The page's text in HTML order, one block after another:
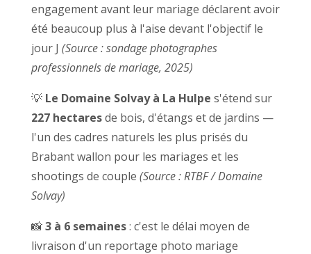
engagement avant leur mariage déclarent avoir
été beaucoup plus à l'aise devant l'objectif le
jour J (Source : sondage photographes
professionnels de mariage, 2025)
💡 Le Domaine Solvay à La Hulpe s'étend sur
227 hectaresde bois, d'étangs et de jardins —
l'un des cadres naturels les plus prisés du
Brabant wallon pour les mariages et les
shootings de couple (Source : RTBF / Domaine
Solvay)
📸3 à 6 semaines: c'est le délai moyen de
livraison d'un reportage photo mariage